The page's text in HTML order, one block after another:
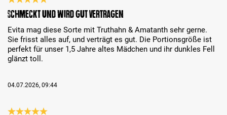
Bewertung mit 5 von 5 Sternen
Schmeckt und wird gut vertragen
Evita mag diese Sorte mit Truthahn & Amatanth sehr gerne.
Sie frisst alles auf, und verträgt es gut. Die Portionsgröße ist
perfekt für unser 1,5 Jahre altes Mädchen und ihr dunkles Fell
glänzt toll.
04.07.2026, 09:44